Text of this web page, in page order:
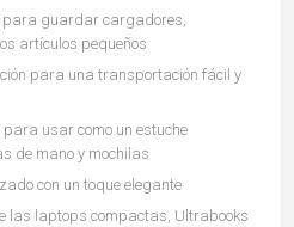
para guardar cargadores,
artículos pequeños
para una transportación fácil y
usar como un estuche
de mano y mochilas
con un toque elegante
las laptops compactas, Ultrabooks